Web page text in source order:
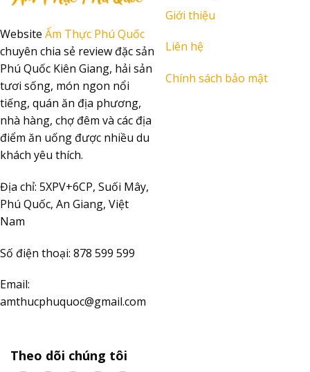
Website Ẩm Thực Phú Quốc
chuyên chia sẻ review đặc sản
Phú Quốc Kiên Giang, hải sản
tươi sống, món ngon nổi
tiếng, quán ăn địa phương,
nhà hàng, chợ đêm và các địa
điểm ăn uống được nhiều du
khách yêu thích.
Địa chỉ: 5XPV+6CP, Suối Mây,
Phú Quốc, An Giang, Việt
Nam
Số điện thoại: 878 599 599
Email:
amthucphuquoc@gmail.com
Giới thiệu
Liên hệ
Chính sách bảo mật
Theo dõi chúng tôi